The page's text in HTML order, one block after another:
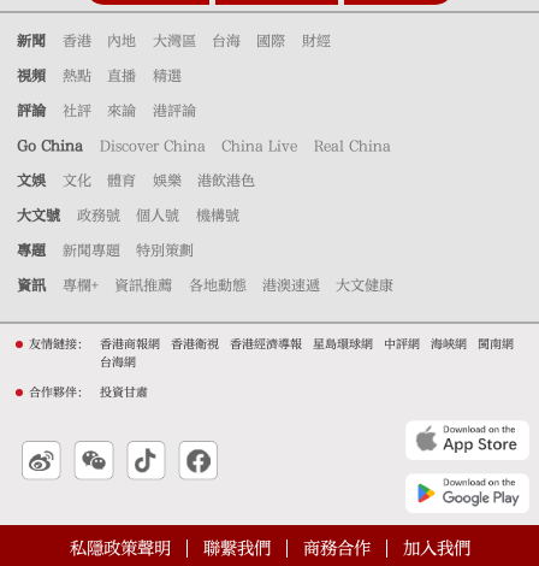
新聞 香港 內地 大灣區 台海 國際 財經
視頻 熱點 直播 精選
評論 社評 來論 港評論
Go China Discover China China Live Real China
文娛 文化 體育 娛樂 港飲港色
大文號 政務號 個人號 機構號
專題 新聞專題 特別策劃
資訊 專欄+ 資訊推薦 各地動態 港澳速遞 大文健康
友情鏈接： 香港商報網 香港衛視 香港經濟導報 星島環球網 中評網 海峽網
閩南網
台海網
合作夥伴： 投資甘肅
私隱政策聲明 聯繫我們 商務合作
加入我們